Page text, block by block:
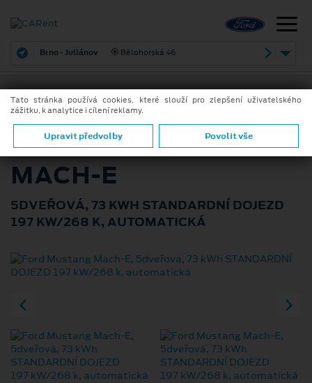
Brno - Juliánov Bělohorská 46
FORD MUSTANG
MACH-E
5DVEŘOVÁ, 73 KWH STANDARDNÍ DOJEZD
197 KW/268 K, AUTOMATICKÁ
Tato stránka používá cookies, které slouží pro zlepšení uživatelského
zážitku, k analytice i cílení reklamy.
Upravit předvolby Povolit vše